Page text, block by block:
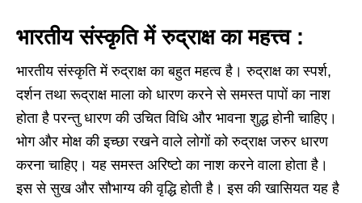
भारतीय संस्कृति में रुद्राक्ष का महत्त्व :
भारतीय संस्कृति में रुद्राक्ष का बहुत महत्व है। रुद्राक्ष का स्पर्श,
दर्शन तथा रूद्राक्ष माला को धारण करने से समस्त पापों का नाश
होता है परन्तु धारण की उचित विधि और भावना शुद्ध होनी चाहिए।
भोग और मोक्ष की इच्छा रखने वाले लोगों को रुद्राक्ष जरुर धारण
करना चाहिए। यह समस्त अरिष्टो का नाश करने वाला होता है।
इस से सुख और सौभाग्य की वृद्धि होती है। इस की खासियत यह है